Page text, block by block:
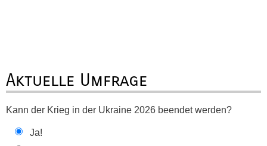
Aktuelle Umfrage
Kann der Krieg in der Ukraine 2026 beendet werden?
Ja!